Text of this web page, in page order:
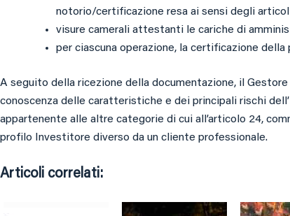
notorio/certificazione resa ai sensi degli
visure camerali attestanti le cariche di
per ciascuna operazione, la certificazione
A seguito della ricezione della documentazione, il
conoscenza delle caratteristiche e dei principali rischi
appartenente alle altre categorie di cui all’articolo 24,
profilo Investitore diverso da un cliente professionale.
Articoli correlati: